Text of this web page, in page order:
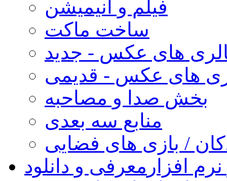
فیلم و انیمیشن
ساخت ماکت
های عکس - جدید
های عکس - قدیمی
بخش صدا و مصاحبه
منابع سه بعدی
/ بازی های فضایی
افزار معرفی و دانلود